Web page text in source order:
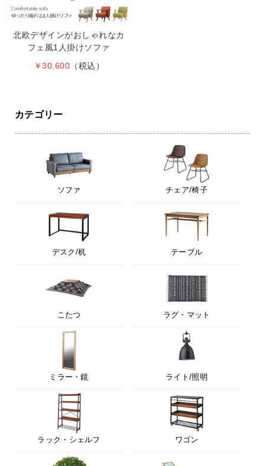
北欧デザインがおしゃれなカ
フェ風1人掛けソファ
￥30,600 （税込）
カテゴリー
ソファ チェア/椅子
デスク/机 テーブル
こたつ ラグ・マット
ミラー・鏡 ライト/照明
ラック・シェルフ ワゴン